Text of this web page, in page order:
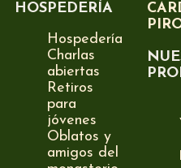
HOSPEDERÍA
Hospedería
Charlas
abiertas
Retiros
para
jóvenes
Oblatos y
amigos del